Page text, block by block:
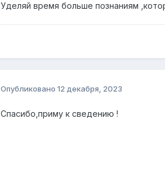
Уделяй время больше познаниям
Опубликовано 12 декабря, 2023
Спасибо,приму к сведению !